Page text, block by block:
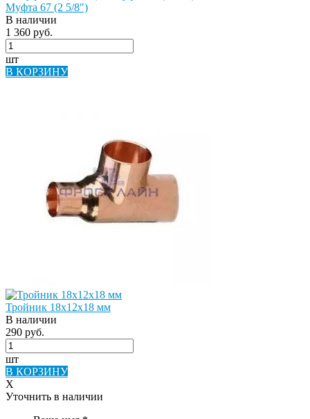
Муфта 67 (2 5/8")
В наличии
1 360 руб.
шт
В КОРЗИНУ
Тройник 18х12х18 мм
В наличии
290 руб.
шт
В КОРЗИНУ
X
Уточнить в наличии